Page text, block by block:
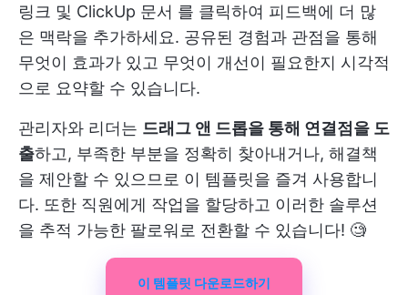
링크 및 ClickUp 문서 를 클릭하여 피드백에 더 많
은 맥락을 추가하세요. 공유된 경험과 관점을 통해
무엇이 효과가 있고 무엇이 개선이 필요한지 시각적
으로 요약할 수 있습니다.
관리자와 리더는 드래그 앤 드롭을 통해 연결점을 도
출하고, 부족한 부분을 정확히 찾아내거나, 해결책
을 제안할 수 있으므로 이 템플릿을 즐겨 사용합니
다. 또한 직원에게 작업을 할당하고 이러한 솔루션
을 추적 가능한 팔로워로 전환할 수 있습니다! 🧐
이 템플릿 다운로드하기